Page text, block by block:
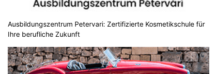
Ausbildungszentrum Petervari: Zertifizierte Kosmetikschule für
Ihre berufliche Zukunft